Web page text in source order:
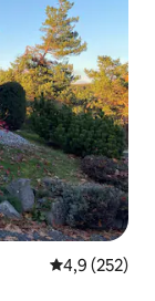
4,9 (252)